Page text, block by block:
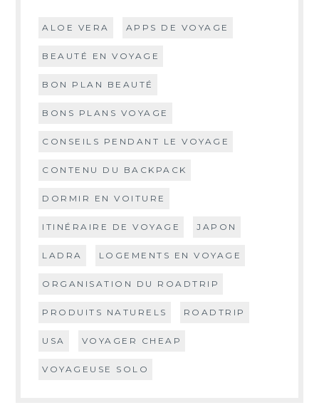
ALOE VERA APPS DE VOYAGE
BEAUTÉ EN VOYAGE
BON PLAN BEAUTÉ
BONS PLANS VOYAGE
CONSEILS PENDANT LE VOYAGE
CONTENU DU BACKPACK
DORMIR EN VOITURE
ITINÉRAIRE DE VOYAGE JAPON
LADRA LOGEMENTS EN VOYAGE
ORGANISATION DU ROADTRIP
PRODUITS NATURELS ROADTRIP
USA VOYAGER CHEAP
VOYAGEUSE SOLO